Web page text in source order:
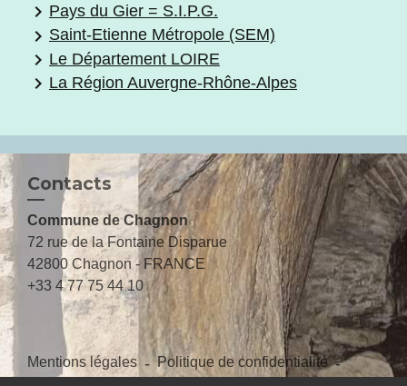
keyboard_arrow_right Pays du Gier = S.I.P.G.
keyboard_arrow_right Saint-Etienne Métropole (SEM)
keyboard_arrow_right Le Département LOIRE
keyboard_arrow_right La Région Auvergne-Rhône-Alpes
Contacts
Commune de Chagnon
72 rue de la Fontaine Disparue
42800 Chagnon - FRANCE
+33 4 77 75 44 10
Mentions légales - Politique de confidentialité -